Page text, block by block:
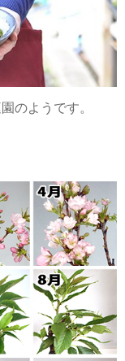
しました!今
す。
けん 2020/04/12
くら 2020/03/28
まだです
い娘達も喜
2020/03/18
のようです。